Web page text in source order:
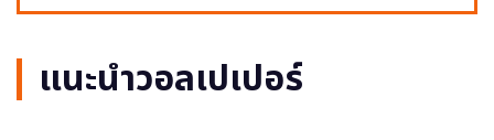
แนะนำวอลเปเปอร์